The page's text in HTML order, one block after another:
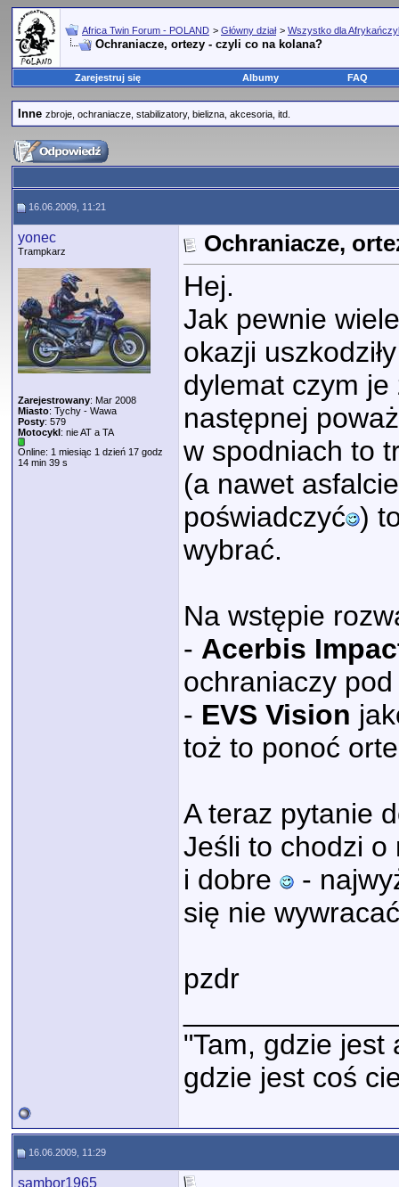
Africa Twin Forum - POLAND > Główny dział > Wszystko dla
Ochraniacze, ortezy - czyli co na kolana?
Zarejestruj się Albumy FAQ
Inne zbroje, ochraniacze, stabilizatory, bielizna, akcesoria, itd.
16.06.2009, 11:21
yonec
Trampkarz
Zarejestrowany: Mar 2008
Miasto: Tychy - Wawa
Posty: 579
Motocykl: nie AT a TA
Online: 1 miesiąc 1 dzień 17 godz
14 min 39 s
Ochraniacze,
Hej.
Jak pewnie
okazji
dylemat czym
następnej
w spodniach to
(a nawet
poświadczyć )
wybrać.
Na wstępie
- Acerbis
ochraniaczy
- EVS Vision
toż to ponoć
A teraz pytanie
Jeśli to chodzi o
i dobre
-
się nie
pzdr
"Tam, gdzie jest
gdzie jest coś
16.06.2009, 11:29
sambor1965